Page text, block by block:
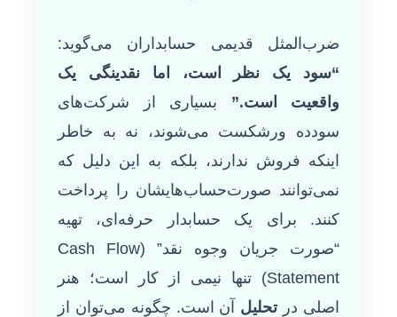
ضرب‌المثل قدیمی حسابداران می‌گوید:
“سود یک نظر است، اما نقدینگی یک
واقعیت است.” بسیاری از شرکت‌های
سودده ورشکست می‌شوند، نه به خاطر
اینکه فروش ندارند، بلکه به این دلیل که
نمی‌توانند صورت‌حساب‌هایشان را پرداخت
کنند. برای یک حسابدار حرفه‌ای، تهیه
“صورت جریان وجوه نقد” (Cash Flow
Statement) تنها نیمی از کار است؛ هنر
اصلی در تحلیل آن است. چگونه می‌توان از